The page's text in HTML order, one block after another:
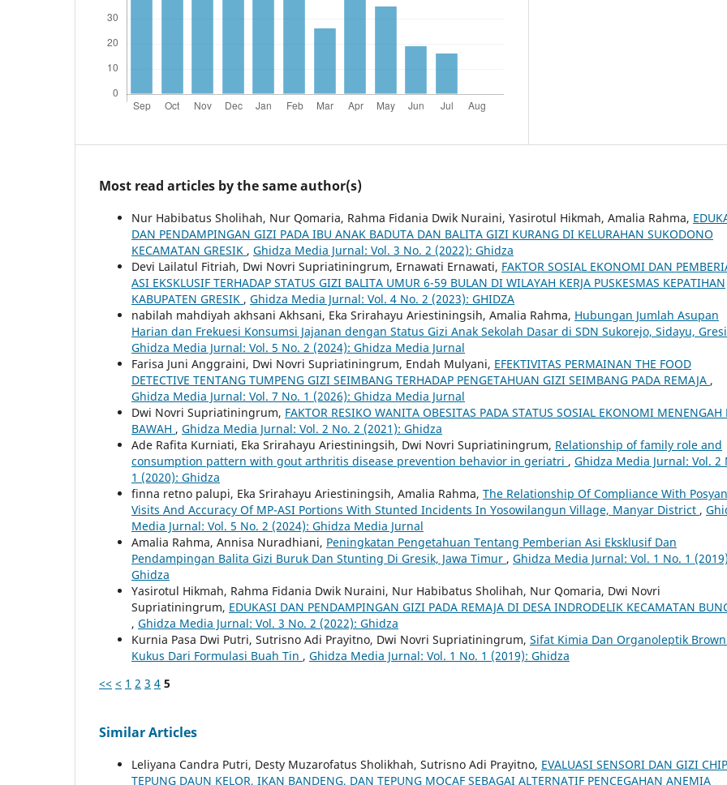
Most read articles by the same author(s)
Nur Habibatus Sholihah, Nur Qomaria, Rahma Fidania Dwik Nuraini, Yasirotul Hikmah, Amalia Rahma,
DAN PENDAMPINGAN GIZI PADA IBU ANAK BADUTA DAN BALITA GIZI KURANG DI KELURAHAN SUKODONO
KECAMATAN GRESIK , Ghidza Media Jurnal: Vol. 3 No. 2 (2022): Ghidza
Devi Lailatul Fitriah, Dwi Novri Supriatiningrum, Ernawati Ernawati, FAKTOR SOSIAL EKONOMI DAN
ASI EKSKLUSIF TERHADAP STATUS GIZI BALITA UMUR 6-59 BULAN DI WILAYAH KERJA PUSKESMAS KEPATIHAN
KABUPATEN GRESIK , Ghidza Media Jurnal: Vol. 4 No. 2 (2023): GHIDZA
nabilah mahdiyah akhsani Akhsani, Eka Srirahayu Ariestiningsih, Amalia Rahma, Hubungan Jumlah Asupan
Harian dan Frekuesi Konsumsi Jajanan dengan Status Gizi Anak Sekolah Dasar di SDN Sukorejo, Sidayu,
Ghidza Media Jurnal: Vol. 5 No. 2 (2024): Ghidza Media Jurnal
Farisa Juni Anggraini, Dwi Novri Supriatiningrum, Endah Mulyani, EFEKTIVITAS PERMAINAN THE FOOD
DETECTIVE TENTANG TUMPENG GIZI SEIMBANG TERHADAP PENGETAHUAN GIZI SEIMBANG PADA REMAJA ,
Ghidza Media Jurnal: Vol. 7 No. 1 (2026): Ghidza Media Jurnal
Dwi Novri Supriatiningrum, FAKTOR RESIKO WANITA OBESITAS PADA STATUS SOSIAL EKONOMI MENENGAH
BAWAH , Ghidza Media Jurnal: Vol. 2 No. 2 (2021): Ghidza
Ade Rafita Kurniati, Eka Srirahayu Ariestiningsih, Dwi Novri Supriatiningrum, Relationship of family role and
consumption pattern with gout arthritis disease prevention behavior in geriatri , Ghidza Media Jurnal: Vol. 2
1 (2020): Ghidza
finna retno palupi, Eka Srirahayu Ariestiningsih, Amalia Rahma, The Relationship Of Compliance With
Visits And Accuracy Of MP-ASI Portions With Stunted Incidents In Yosowilangun Village, Manyar District ,
Media Jurnal: Vol. 5 No. 2 (2024): Ghidza Media Jurnal
Amalia Rahma, Annisa Nuradhiani, Peningkatan Pengetahuan Tentang Pemberian Asi Eksklusif Dan
Pendampingan Balita Gizi Buruk Dan Stunting Di Gresik, Jawa Timur , Ghidza Media Jurnal: Vol. 1 No. 1
Ghidza
Yasirotul Hikmah, Rahma Fidania Dwik Nuraini, Nur Habibatus Sholihah, Nur Qomaria, Dwi Novri
Supriatiningrum, EDUKASI DAN PENDAMPINGAN GIZI PADA REMAJA DI DESA INDRODELIK KECAMATAN
, Ghidza Media Jurnal: Vol. 3 No. 2 (2022): Ghidza
Kurnia Pasa Dwi Putri, Sutrisno Adi Prayitno, Dwi Novri Supriatiningrum, Sifat Kimia Dan Organoleptik
Kukus Dari Formulasi Buah Tin , Ghidza Media Jurnal: Vol. 1 No. 1 (2019): Ghidza
<< < 1 2 3 4 5
Similar Articles
Leliyana Candra Putri, Desty Muzarofatus Sholikhah, Sutrisno Adi Prayitno, EVALUASI SENSORI DAN GIZI
TEPUNG DAUN KELOR, IKAN BANDENG, DAN TEPUNG MOCAF SEBAGAI ALTERNATIF PENCEGAHAN ANEMIA